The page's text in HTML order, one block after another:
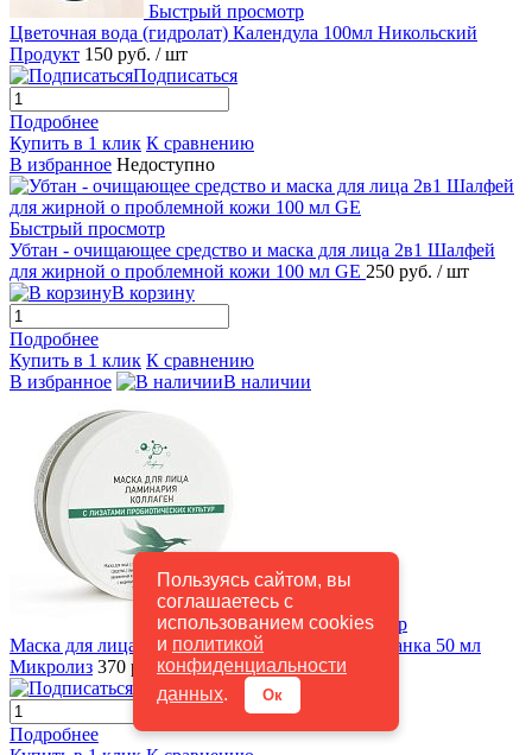
Пользуясь сайтом, вы
соглашаетесь с
использованием cookies
и политикой
конфиденциальности
данных. Ок
Быстрый просмотр
Цветочная вода (гидролат) Календула 100мл Никольский
Продукт 150 руб. / шт
Подписаться
Подробнее
Купить в 1 клик К сравнению
В избранное Недоступно
Быстрый просмотр
Убтан - очищающее средство и маска для лица 2в1 Шалфей
для жирной о проблемной кожи 100 мл GE 250 руб. / шт
В корзину
Подробнее
Купить в 1 клик К сравнению
В избранное
В наличии
Быстрый просмотр
Маска для лица ЛАМИНАРИЯ+КОЛЛАГЕН банка 50 мл
Микролиз 370 руб./ шт
Подписаться
Подробнее